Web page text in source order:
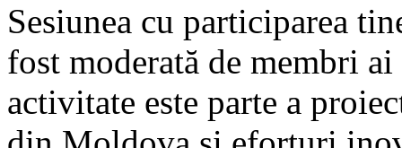
Sesiunea cu participarea
fost moderată de membri
activitate este parte a